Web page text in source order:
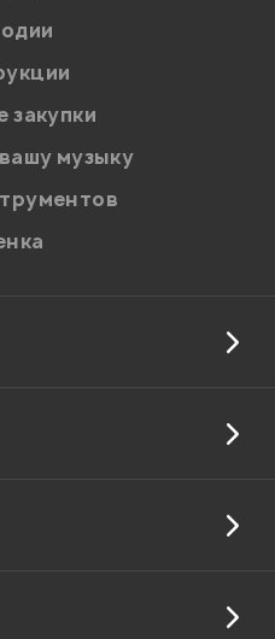
персональных данных в
в отношении обработки
закупки
музыку